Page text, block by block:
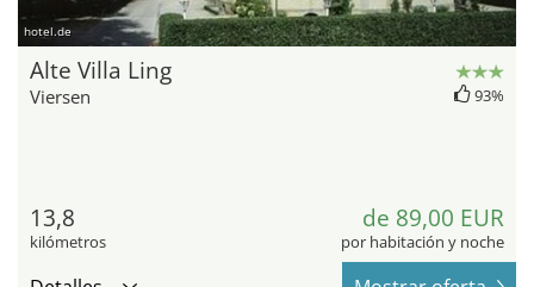
hotel.de
Alte Villa Ling
Viersen 93%
13,8
kilómetros
de 89,00 EUR
por habitación y noche